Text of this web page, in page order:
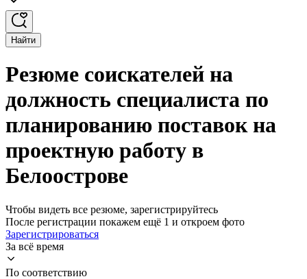
Найти
Резюме соискателей на
должность специалиста по
планированию поставок на
проектную работу в
Белоострове
Чтобы видеть все резюме, зарегистрируйтесь
После регистрации покажем ещё 1 и откроем фото
Зарегистрироваться
За всё время
По соответствию